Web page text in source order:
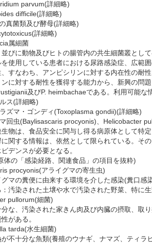
parvum(詳細略)
difficile(詳細略)
真菌類及び酵母(詳細略)
詳細略)
属細菌
びに動物及びヒトの腸管内の共生細菌叢とし
使用している患者における尿路感染症、広範
すなわち、アンピシリンに対する内在性の耐
に対する耐性を獲得する能力から、新興の問
及びP. heimbachaeである。利用可能な
ス(詳細略)
ズマ・ゴンディ(Toxoplasma gondii)(詳細略)
回虫(Baylisascaris procyonis)、Helicobacter
物は、食品安全に関与し得る病原体として特
関する情報は、依然として限られている。そ
デンスが必要となる。
体の「感染経路、関連食品」の項目を抜粋)
procyonis(アライグマの寄生虫)
マの糞便に由来する環境を介した感染(糞口感
汚染された土壌や水で汚染された野菜、特に
pullorum(細菌)
な、汚染された家きん肉及び内臓の摂取、取
がある。
tarda(水生細菌)
不十分な魚類(養殖のウナギ、ナマズ、ティラ